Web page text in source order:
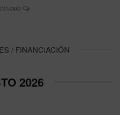
/ FINANCIACIÓN
2026